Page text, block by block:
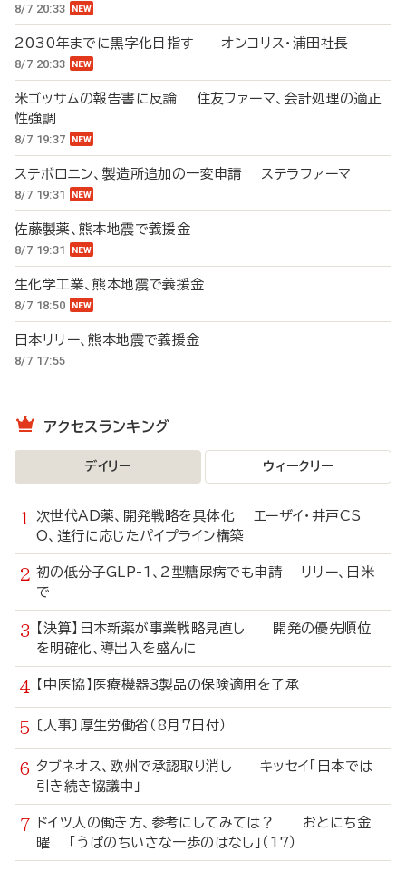
8/7 20:33
2030年までに黒字化目指す オンコリス・浦田社長
8/7 20:33
米ゴッサムの報告書に反論 住友ファーマ、会計処理の適正
性強調
8/7 19:37
ステボロニン、製造所追加の一変申請 ステラファーマ
8/7 19:31
佐藤製薬、熊本地震で義援金
8/7 19:31
生化学工業、熊本地震で義援金
8/7 18:50
日本リリー、熊本地震で義援金
8/7 17:55
アクセスランキング
デイリー ウィークリー
次世代AD薬、開発戦略を具体化 エーザイ・井戸CS
O、進行に応じたパイプライン構築
初の低分子GLP-1、2型糖尿病でも申請 リリー、日米
で
【決算】日本新薬が事業戦略見直し 開発の優先順位
を明確化、導出入を盛んに
【中医協】医療機器3製品の保険適用を了承
〔人事〕厚生労働省（8月7日付）
タブネオス、欧州で承認取り消し キッセイ「日本では
引き続き協議中」
ドイツ人の働き方、参考にしてみては？ おとにち金
曜 「うぱのちいさな一歩のはなし」（17）